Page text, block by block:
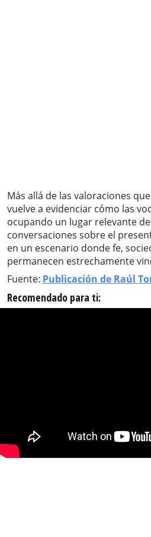
Más allá de las valoraciones
vuelve a evidenciar cómo las
ocupando un lugar relevante
conversaciones sobre el
en un escenario donde fe,
permanecen estrechamente
Fuente: Publicación de Raúl
Recomendado para ti: